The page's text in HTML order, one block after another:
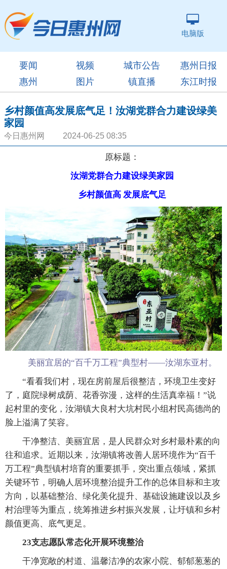
电脑版
要闻 视频 城市公告
惠州日报
惠州
图片 镇直播 东江时报
乡村颜值高发展底气足！汝湖党群合力建设绿美
家园
今日惠州网 2024-06-25 08:35
原标题：
汝湖党群合力建设绿美家园
乡村颜值高 发展底气足
美丽宜居的“百千万工程”典型村——汝湖东亚村。
“看看我们村，现在房前屋后很整洁，环境卫生变好
了，庭院绿树成荫、花香弥漫，这样的生活真幸福！”说
起村里的变化，汝湖镇大良村大坑村民小组村民高德尚的
脸上溢满了笑容。
干净整洁、美丽宜居，是人民群众对乡村最朴素的向
往和追求。近期以来，汝湖镇将改善人居环境作为“百千
万工程”典型镇村培育的重要抓手，突出重点领域，紧抓
关键环节，明确人居环境整治提升工作的总体目标和主攻
方向，以基础整治、绿化美化提升、基础设施建设以及乡
村治理等为重点，统筹推进乡村振兴发展，让圩镇和乡村
颜值更高、底气更足。
23支志愿队常态化开展环境整治
干净宽敞的村道、温馨洁净的农家小院、郁郁葱葱的